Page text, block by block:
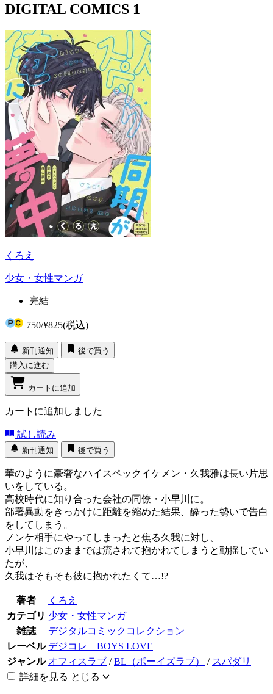
DIGITAL COMICS 1
くろえ
少女・女性マンガ
完結
750/¥825(税込)
新刊通知
後で買う
購入に進む
カートに追加
カートに追加しました
試し読み
新刊通知 後で買う
華のように豪奢なハイスペックイケメン・久我雅は長い片思
いをしている。
高校時代に知り合った会社の同僚・小早川に。
部署異動をきっかけに距離を縮めた結果、酔った勢いで告白
をしてしまう。
ノンケ相手にやってしまったと焦る久我に対し、
小早川はこのままでは流されて抱かれてしまうと動揺してい
たが、
久我はそもそも彼に抱かれたくて…!?
著者
くろえ
カテゴリ 少女・女性マンガ
雑誌
デジタルコミックコレクション
レーベル デジコレ BOYS LOVE
ジャンル オフィスラブ /BL（ボーイズラブ） / スパダリ
詳細を見る とじる